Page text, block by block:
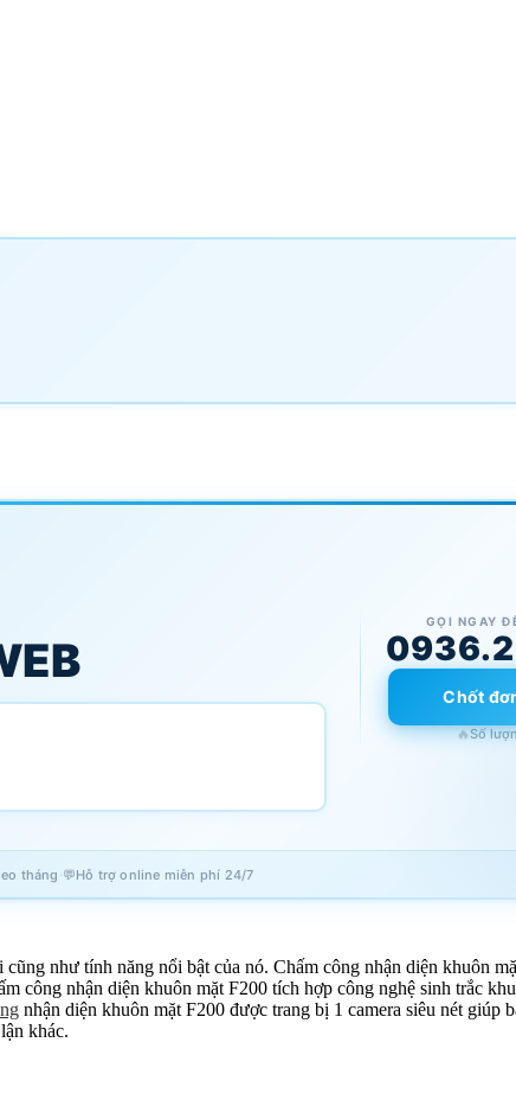
GỌI NGAY
Chốt
🔥Số
tháng ·💬Hỗ trợ online miễn phí 24/7
như tính năng nổi bật của nó. Chấm công nhận diện khuôn
công nhận diện khuôn mặt F200 tích hợp công nghệ sinh trắc
nhận diện khuôn mặt F200 được trang bị 1 camera siêu nét giúp
khác.